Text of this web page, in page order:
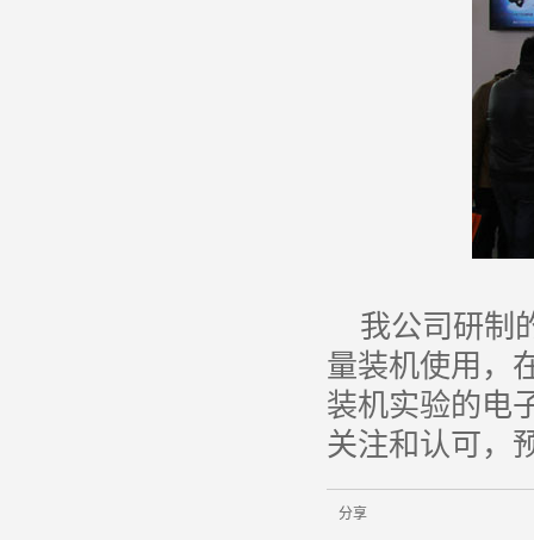
我公司研制
量装机使用，
装机实验的电
关注和认可，
分享